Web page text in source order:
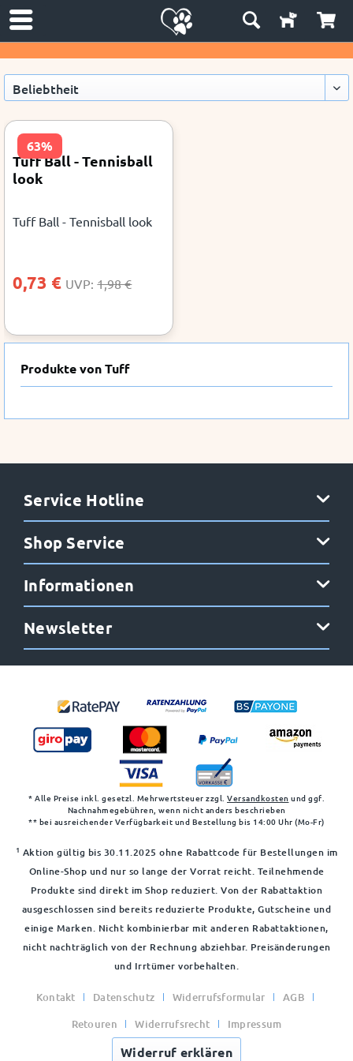
63%
Tuff Ball - Tennisball
look
Tuff Ball - Tennisball look
UVP:1,98 €
0,73 €
Produkte von Tuff
Service Hotline
Shop Service
Informationen
Newsletter
* Alle Preise inkl. gesetzl. Mehrwertsteuer zzgl. Versandkosten und ggf.
Nachnahmegebühren, wenn nicht anders beschrieben
** bei ausreichender Verfügbarkeit und Bestellung bis 14:00 Uhr (Mo-Fr)
1 Aktion gültig bis 30.11.2025 ohne Rabattcode für Bestellungen im
Online-Shop und nur so lange der Vorrat reicht. Teilnehmende
Produkte sind direkt im Shop reduziert. Von der Rabattaktion
ausgeschlossen sind bereits reduzierte Produkte, Gutscheine und
einige Marken. Nicht kombinierbar mit anderen Rabattaktionen,
nicht nachträglich von der Rechnung abziehbar. Preisänderungen
und Irrtümer vorbehalten.
Kontakt Datenschutz Widerrufsformular
AGB
Retouren
Widerrufsrecht Impressum
Widerruf erklären